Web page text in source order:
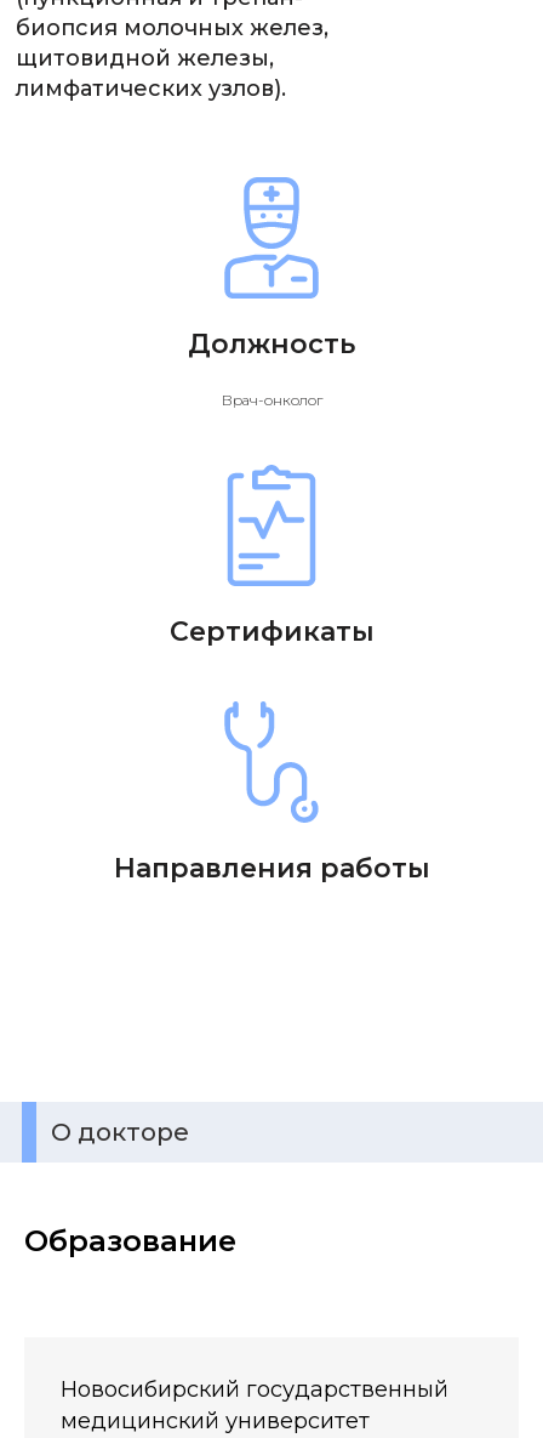
биопсия молочных желез,
щитовидной железы,
лимфатических узлов).
Должность
Врач-онколог
Сертификаты
Направления работы
О докторе
Образование
Новосибирский государственный
медицинский университет